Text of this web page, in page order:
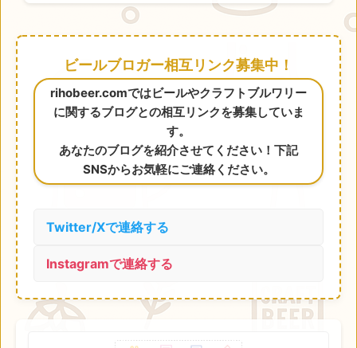
ビールブロガー相互リンク募集中！
rihobeer.comではビールやクラフトブルワリー
に関するブログとの相互リンクを募集していま
す。
あなたのブログを紹介させてください！下記
SNSからお気軽にご連絡ください。
Twitter/Xで連絡する
Instagramで連絡する